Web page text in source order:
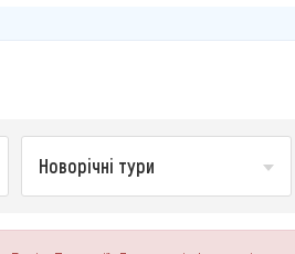
Новорічні тури